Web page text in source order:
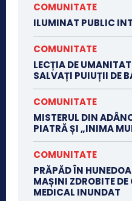
COMUNITATE
ILUMINAT PUBLIC
COMUNITATE
LECȚIA DE
SALVAȚI PUIUȚII DE
COMUNITATE
MISTERUL DIN
PIATRĂ ȘI „INIMA
COMUNITATE
PRĂPĂD ÎN
MAȘINI ZDROBITE
MEDICAL INUNDAT